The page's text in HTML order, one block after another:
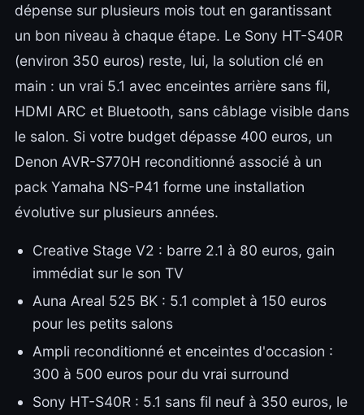
dépense sur plusieurs mois tout en garantissant
un bon niveau à chaque étape. Le Sony HT-S40R
(environ 350 euros) reste, lui, la solution clé en
main : un vrai 5.1 avec enceintes arrière sans fil,
HDMI ARC et Bluetooth, sans câblage visible dans
le salon. Si votre budget dépasse 400 euros, un
Denon AVR-S770H reconditionné associé à un
pack Yamaha NS-P41 forme une installation
évolutive sur plusieurs années.
Creative Stage V2 : barre 2.1 à 80 euros, gain
immédiat sur le son TV
Auna Areal 525 BK : 5.1 complet à 150 euros
pour les petits salons
Ampli reconditionné et enceintes d'occasion :
300 à 500 euros pour du vrai surround
Sony HT-S40R : 5.1 sans fil neuf à 350 euros, le